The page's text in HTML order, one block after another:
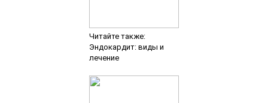
Читайте также:
Эндокардит: виды и
лечение